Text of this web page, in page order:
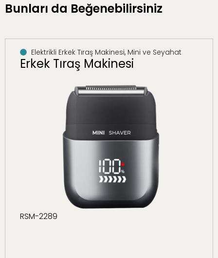
Bunları da Beğenebilirsiniz
Elektrikli Erkek Tıraş Makinesi, Mini ve Seyahat
Erkek Tıraş Makinesi
RSM-2289